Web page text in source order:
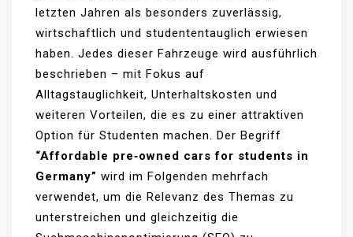
letzten Jahren als besonders zuverlässig,
wirtschaftlich und studententauglich erwiesen
haben. Jedes dieser Fahrzeuge wird ausführlich
beschrieben – mit Fokus auf
Alltagstauglichkeit, Unterhaltskosten und
weiteren Vorteilen, die es zu einer attraktiven
Option für Studenten machen. Der Begriff
“Affordable pre‑owned cars for students in
Germany” wird im Folgenden mehrfach
verwendet, um die Relevanz des Themas zu
unterstreichen und gleichzeitig die